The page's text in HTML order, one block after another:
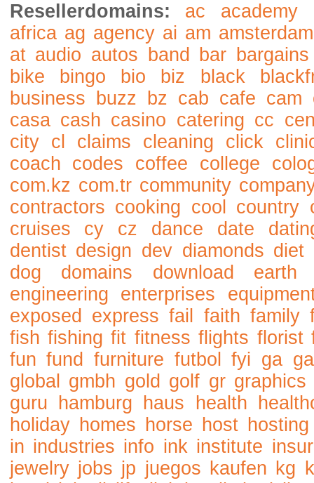
Resellerdomains: ac academy
africa ag agency ai am amsterdam
at audio autos band bar bargains
bike
bingo bio biz black
business
buzz bz cab cafe cam
casa cash casino catering cc
city
cl claims cleaning click
coach codes coffee college
com.kz com.tr community
contractors cooking cool country
cruises
cy cz dance date
dentist design dev diamonds diet
dog
domains download
earth
engineering
enterprises
exposed
express fail faith family
fish fishing fit fitness flights florist
fun fund furniture futbol fyi ga
global
gmbh gold golf gr graphics
guru
hamburg haus health
holiday homes horse host hosting
in industries info ink institute
jewelry jobs jp juegos kaufen kg